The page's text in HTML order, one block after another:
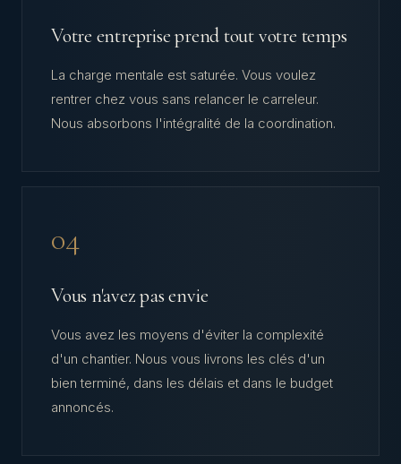
Votre entreprise prend tout votre temps
La charge mentale est saturée. Vous voulez
rentrer chez vous sans relancer le carreleur.
Nous absorbons l'intégralité de la coordination.
04
Vous n'avez pas envie
Vous avez les moyens d'éviter la complexité
d'un chantier. Nous vous livrons les clés d'un
bien terminé, dans les délais et dans le budget
annoncés.